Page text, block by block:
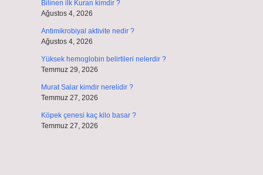
Bilinen ilk Kuran kimdir ?
Ağustos 4, 2026
Antimikrobiyal aktivite nedir ?
Ağustos 4, 2026
Yüksek hemoglobin belirtileri nelerdir ?
Temmuz 29, 2026
Murat Salar kimdir nerelidir ?
Temmuz 27, 2026
Köpek çenesi kaç kilo basar ?
Temmuz 27, 2026